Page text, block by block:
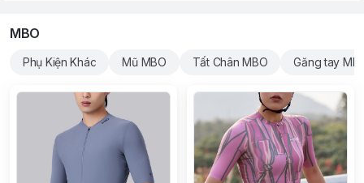
MBO
Phụ Kiện Khác Mũ MBO Tất Chân MBO Găng tay